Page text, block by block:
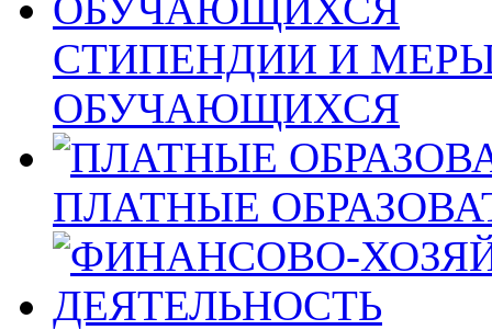
СТИПЕНДИИ И
ОБУЧАЮЩИХСЯ
ПЛАТНЫЕ